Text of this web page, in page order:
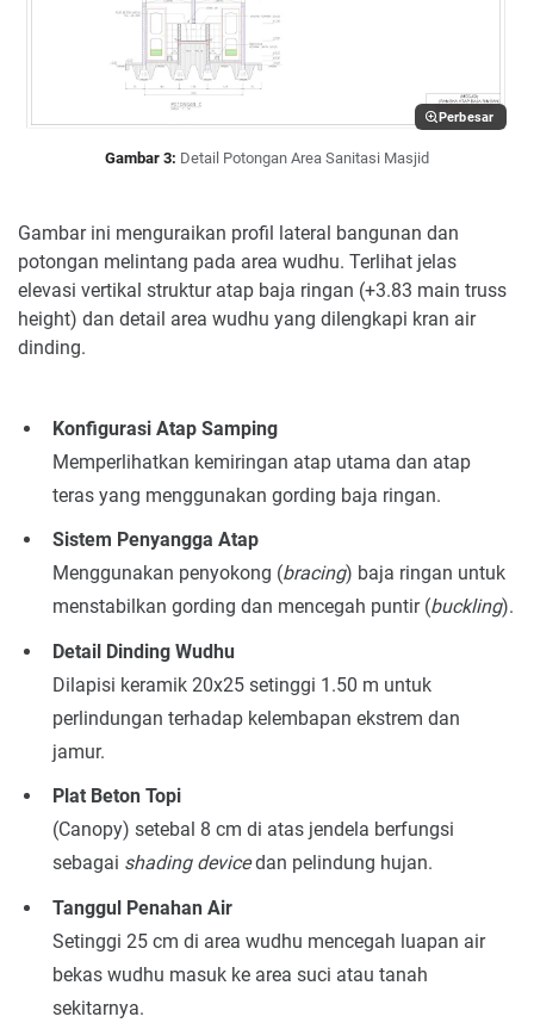
Perbesar
Gambar 3: Detail Potongan Area Sanitasi Masjid
Gambar ini menguraikan profil lateral bangunan dan
potongan melintang pada area wudhu. Terlihat jelas
elevasi vertikal struktur atap baja ringan (+3.83 main truss
height) dan detail area wudhu yang dilengkapi kran air
dinding.
Konfigurasi Atap Samping
Memperlihatkan kemiringan atap utama dan atap
teras yang menggunakan gording baja ringan.
Sistem Penyangga Atap
Menggunakan penyokong (bracing) baja ringan untuk
menstabilkan gording dan mencegah puntir (buckling).
Detail Dinding Wudhu
Dilapisi keramik 20x25 setinggi 1.50 m untuk
perlindungan terhadap kelembapan ekstrem dan
jamur.
Plat Beton Topi
(Canopy) setebal 8 cm di atas jendela berfungsi
sebagai shading devicedan pelindung hujan.
Tanggul Penahan Air
Setinggi 25 cm di area wudhu mencegah luapan air
bekas wudhu masuk ke area suci atau tanah
sekitarnya.